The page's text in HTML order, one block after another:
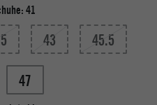
41
43 45.5
47